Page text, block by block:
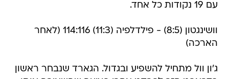
עם 19 נקודות כל אחד.
וושינגטון (8:5) - פילדלפיה (11:3) 114:116 (לאחר
הארכה)
ג'ון וול מתחיל להשפיע ובגדול. הגארד שנבחר ראשון